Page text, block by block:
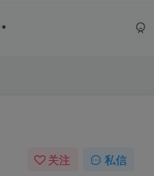
关注 私信